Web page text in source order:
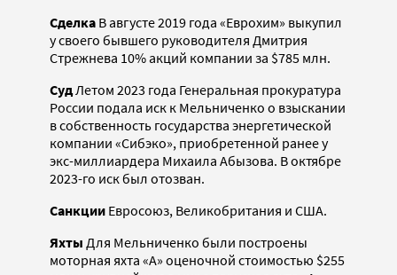
Сделка В августе 2019 года «Еврохим» выкупил
у своего бывшего руководителя Дмитрия
Стрежнева 10% акций компании за $785 млн.
СудЛетом 2023 года Генеральная прокуратура
России подала иск к Мельниченко о взыскании
в собственность государства энергетической
компании «Сибэко», приобретенной ранее у
экс-миллиардера Михаила Абызова. В октябре
2023-го иск был отозван.
Санкции Евросоюз, Великобритания и США.
Яхты Для Мельниченко были построены
моторная яхта «А» оценочной стоимостью $255